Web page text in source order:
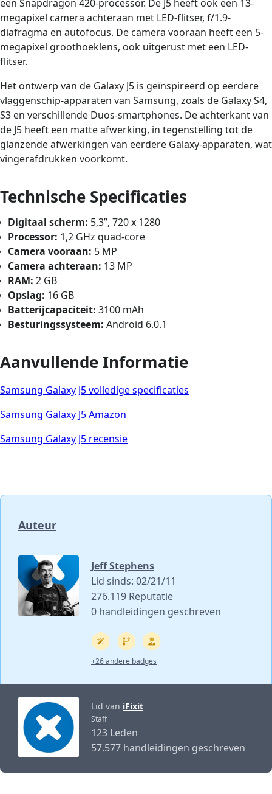
een Snapdragon 420-processor. De J5 heeft ook een 13-
megapixel camera achteraan met LED-flitser, f/1.9-
diafragma en autofocus. De camera vooraan heeft een 5-
megapixel groothoeklens, ook uitgerust met een LED-
flitser.
Het ontwerp van de Galaxy J5 is geïnspireerd op eerdere
vlaggenschip-apparaten van Samsung, zoals de Galaxy S4,
S3 en verschillende Duos-smartphones. De achterkant van
de J5 heeft een matte afwerking, in tegenstelling tot de
glanzende afwerkingen van eerdere Galaxy-apparaten, wat
vingerafdrukken voorkomt.
Technische Specificaties
Digitaal scherm: 5,3”, 720 x 1280
Processor: 1,2 GHz quad-core
Camera vooraan: 5 MP
Camera achteraan: 13 MP
RAM: 2 GB
Opslag: 16 GB
Batterijcapaciteit: 3100 mAh
Besturingssysteem: Android 6.0.1
Aanvullende Informatie
Samsung Galaxy J5 volledige specificaties
Samsung Galaxy J5 Amazon
Samsung Galaxy J5 recensie
Auteur
Jeff Stephens
Lid sinds: 02/21/11
276.119 Reputatie
0 handleidingen geschreven
+26 andere badges
Lid van iFixit
Staff
123 Leden
57.577 handleidingen geschreven